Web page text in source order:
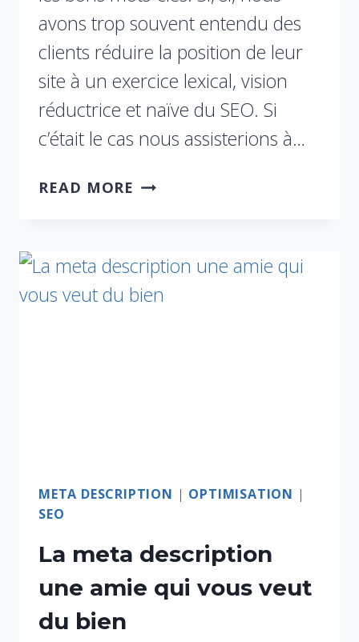
avons trop souvent entendu des
clients réduire la position de leur
site à un exercice lexical, vision
réductrice et naïve du SEO. Si
c’était le cas nous assisterions à…
READ MORE
META DESCRIPTION | OPTIMISATION |
SEO
La meta description
une amie qui vous veut
du bien